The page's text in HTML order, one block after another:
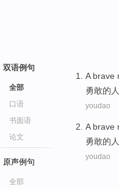
双语例句
全部
口语
书面语
论文
原声例句
全部
A brave
勇敢的 人
youdao
A brave
勇敢的 人
youdao